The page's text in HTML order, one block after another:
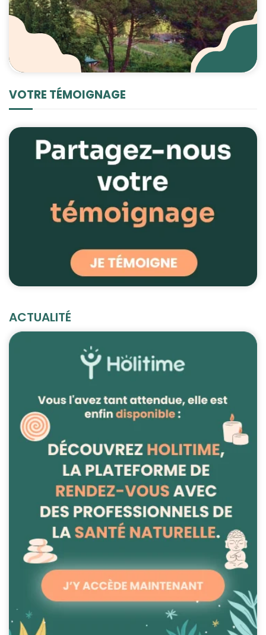
VOTRE TÉMOIGNAGE
ACTUALITÉ